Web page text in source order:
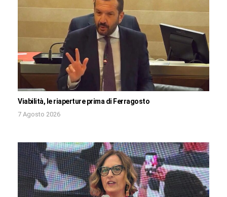
Viabilità, le riaperture prima di Ferragosto
7 Agosto 2026